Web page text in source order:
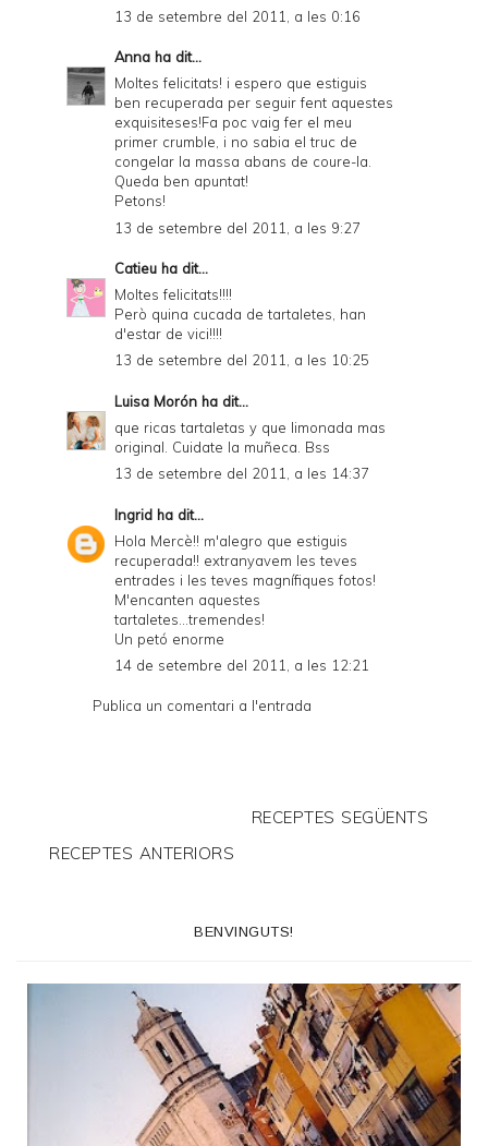
13 de setembre del 2011, a les 0:16
Anna ha dit...
Moltes felicitats! i espero que estiguis
ben recuperada per seguir fent aquestes
exquisiteses!Fa poc vaig fer el meu
primer crumble, i no sabia el truc de
congelar la massa abans de coure-la.
Queda ben apuntat!
Petons!
13 de setembre del 2011, a les 9:27
Catieu ha dit...
Moltes felicitats!!!!
Però quina cucada de tartaletes, han
d'estar de vici!!!!
13 de setembre del 2011, a les 10:25
Luisa Morón ha dit...
que ricas tartaletas y que limonada mas
original. Cuidate la muñeca. Bss
13 de setembre del 2011, a les 14:37
Ingrid ha dit...
Hola Mercè!! m'alegro que estiguis
recuperada!! extranyavem les teves
entrades i les teves magnífiques fotos!
M'encanten aquestes
tartaletes...tremendes!
Un petó enorme
14 de setembre del 2011, a les 12:21
Publica un comentari a l'entrada
RECEPTES SEGÜENTS
RECEPTES ANTERIORS
BENVINGUTS!